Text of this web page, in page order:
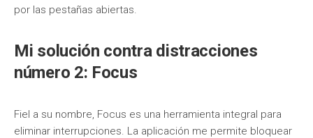
por las pestañas abiertas.
Mi solución contra distracciones
número 2: Focus
Fiel a su nombre, Focus es una herramienta integral para
eliminar interrupciones. La aplicación me permite bloquear